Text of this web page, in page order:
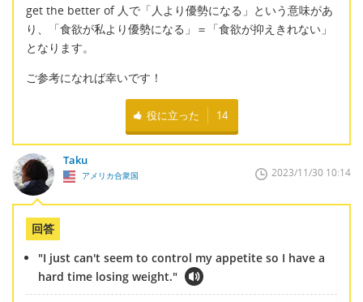
get the better of 人で「人より優勢になる」という意味があ
り、「食欲が私より優勢になる」＝「食欲が抑えきれない」
となります。
ご参考になれば幸いです！
役に立った 14
Taku
アメリカ合衆国 2023/11/30 10:14
回答
"I just can't seem to control my appetite so I have a
hard time losing weight."